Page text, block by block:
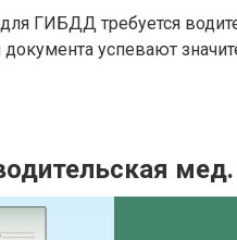
ГИБДД требуется
успевают